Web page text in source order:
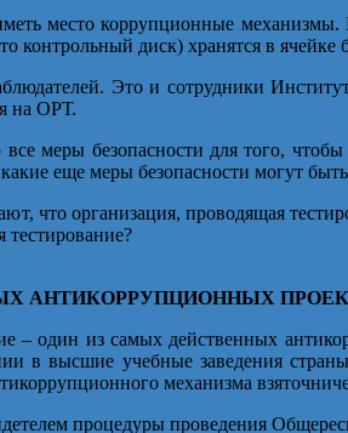
место коррупционные механизмы.
контрольный диск) хранятся в
Это и сотрудники
на ОРТ.
меры безопасности для того,
еще меры безопасности могут
что организация, проводящая
тестирование?
АНТИКОРРУПЦИОННЫХ
– один из самых действенных
в высшие учебные заведения
механизма
процедуры проведения